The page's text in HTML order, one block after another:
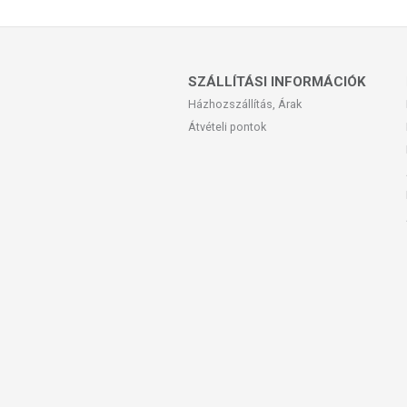
TOVÁBBI TUDNIVALÓK
Minőségét megőrzi: Lásd a
Az oldalunkon lévő adatokat
Szeretnénk felhívni azonban a
termékfotókat, tápérték-, összetétel-,
Az étrend-kiegészítők az érvényben
amelyek a hagyományos étrend
SZÁLLÍTÁSI INFORMÁCIÓK
Házhozszállítás, Árak
Átvételi pontok